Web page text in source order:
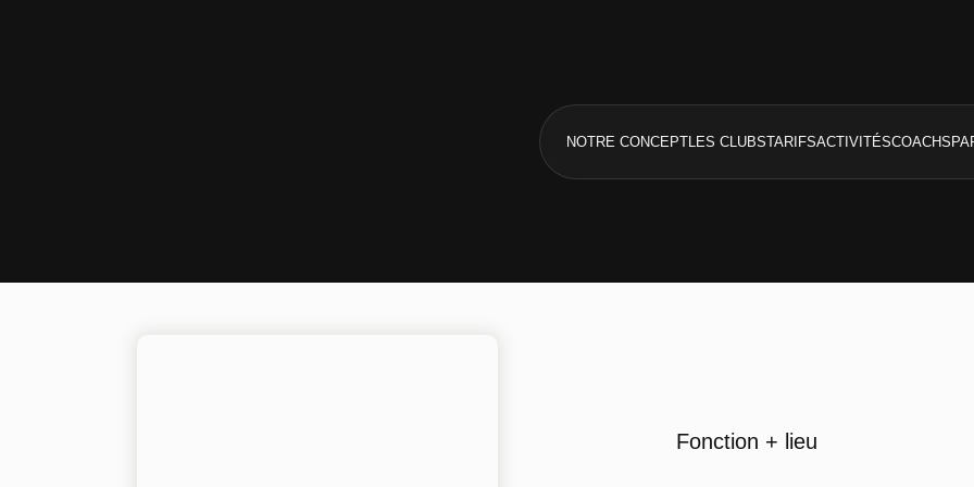
NOTRE CONCEPTLES CLUBSTARIFSACTIVITÉSCOACHS
Fonction + lieu